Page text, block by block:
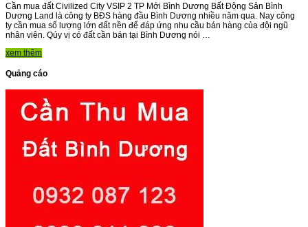
Cần mua đất Civilized City VSIP 2 TP Mới Bình Dương Bất Động Sản Bình
Dương Land là công ty BĐS hàng đầu Bình Dương nhiều năm qua. Nay công
ty cần mua số lượng lớn đất nền để đáp ứng nhu cầu bán hàng của đội ngũ
nhân viên. Qúy vị có đất cần bán tại Bình Dương nói …
xem thêm
Quảng cáo